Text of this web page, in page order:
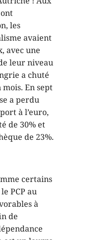
les
avaient
avec une
leur niveau
a chuté
mois. En sept
a perdu
à l’euro,
de 30% et
de 23%.
certains
PCP au
à
de